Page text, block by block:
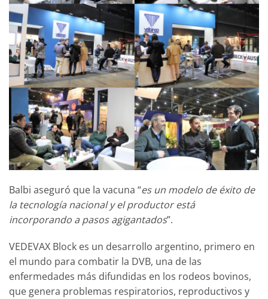
Balbi aseguró que la vacuna “es un modelo de éxito de
la tecnología nacional y el productor está
incorporando a pasos agigantados”.
VEDEVAX Block es un desarrollo argentino, primero en
el mundo para combatir la DVB, una de las
enfermedades más difundidas en los rodeos bovinos,
que genera problemas respiratorios, reproductivos y